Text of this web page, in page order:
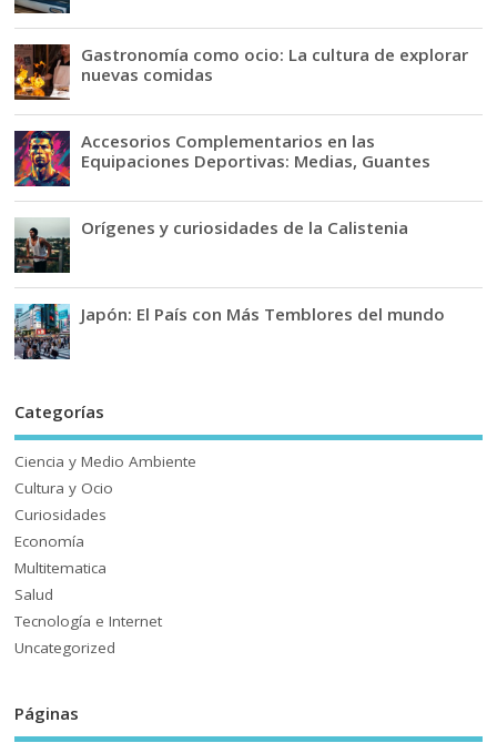
Gastronomía como ocio: La cultura de explorar
nuevas comidas
Accesorios Complementarios en las
Equipaciones Deportivas: Medias, Guantes
Orígenes y curiosidades de la Calistenia
Japón: El País con Más Temblores del mundo
Categorías
Ciencia y Medio Ambiente
Cultura y Ocio
Curiosidades
Economía
Multitematica
Salud
Tecnología e Internet
Uncategorized
Páginas